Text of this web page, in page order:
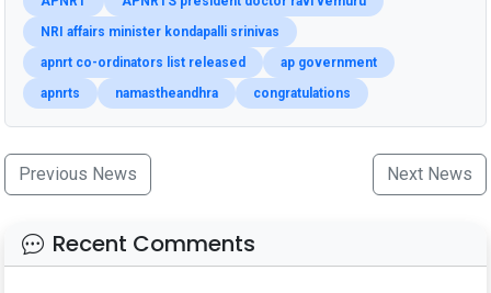
NRI affairs minister kondapalli srinivas
apnrt co-ordinators list released
ap government
apnrts
namastheandhra congratulations
Previous News Next News
Recent Comments